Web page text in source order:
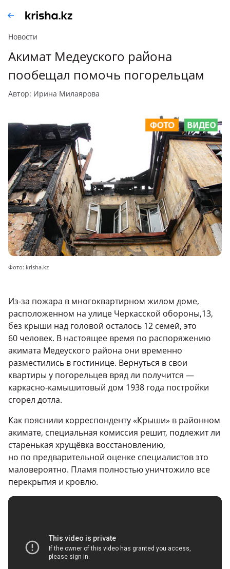
Новости
Акимат Медеуского района
пообещал помочь погорельцам
автор: Ирина Милаярова
Фото: krisha.kz
Из-за пожара в многоквартирном жилом доме,
расположенном на улице Черкасской обороны,13,
без крыши над головой осталось 12 семей, это
60 человек. В настоящее время по распоряжению
акимата Медеуского района они временно
разместились в гостинице. Вернуться в свои
квартиры у погорельцев вряд ли получится —
каркасно-камышитовый дом 1938 года постройки
сгорел дотла.
Как пояснили корреспонденту «Крыши» в районном
акимате, специальная комиссия решит, подлежит ли
старенькая хрущёвка восстановлению,
но по предварительной оценке специалистов это
маловероятно. Пламя полностью уничтожило все
перекрытия и кровлю.